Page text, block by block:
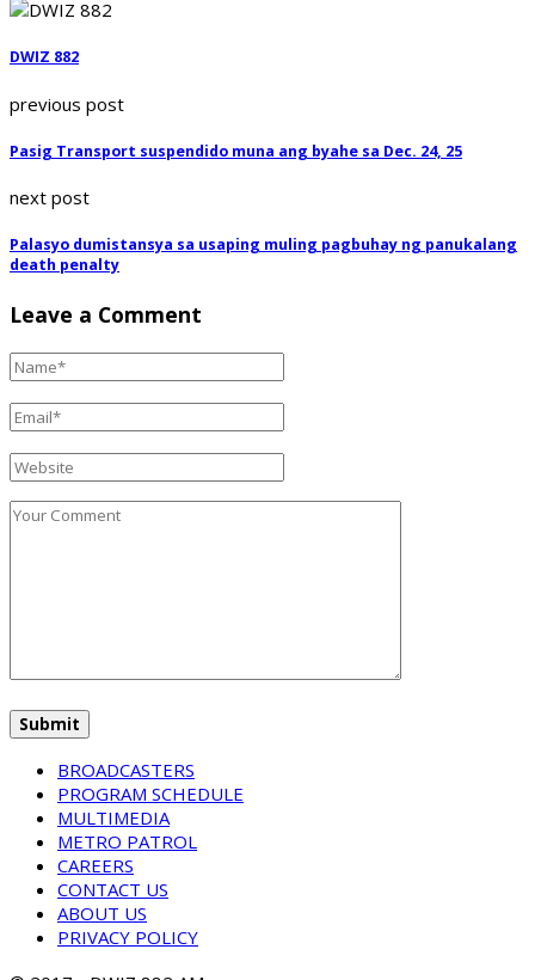
DWIZ 882
previous post
Pasig Transport suspendido muna ang byahe sa Dec. 24, 25
next post
Palasyo dumistansya sa usaping muling pagbuhay ng panukalang
death penalty
Leave a Comment
BROADCASTERS
PROGRAM SCHEDULE
MULTIMEDIA
METRO PATROL
CAREERS
CONTACT US
ABOUT US
PRIVACY POLICY